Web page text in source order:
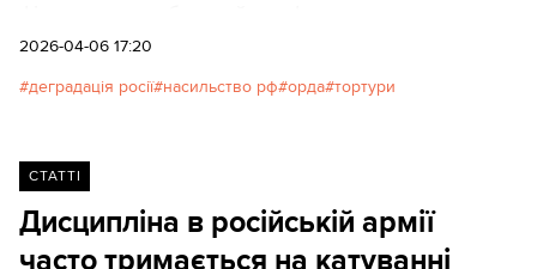
захоплених територіях.
2026-04-06 17:20
деградація росії насильство рф орда тортури
СТАТТІ
Дисципліна в російській армії
часто тримається на катуванні